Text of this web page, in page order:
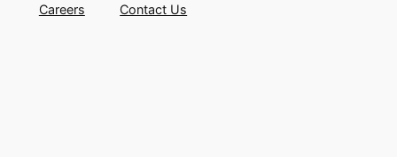
Careers
Contact Us